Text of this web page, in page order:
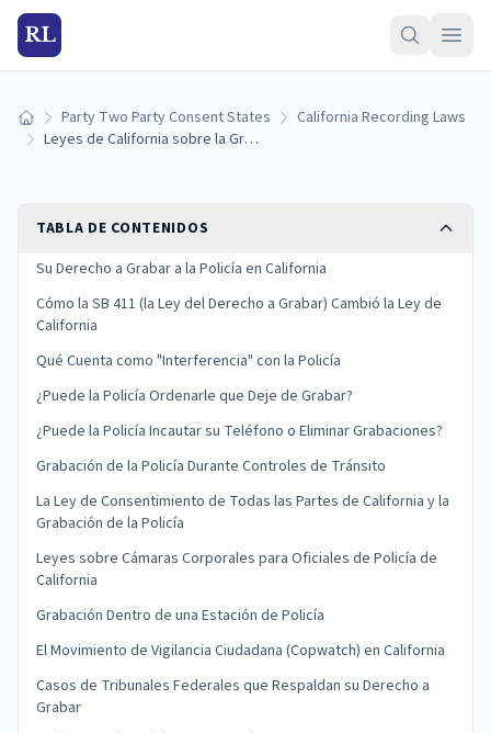
RL
Inicio Party Two Party Consent States
California Recording Laws
Leyes de California sobre la Grabación de la Policía: Sus Derechos y Límites (2026)
TABLA DE CONTENIDOS
Su Derecho a Grabar a la Policía en California
Cómo la SB 411 (la Ley del Derecho a Grabar) Cambió la Ley de
California
Qué Cuenta como "Interferencia" con la Policía
¿Puede la Policía Ordenarle que Deje de Grabar?
¿Puede la Policía Incautar su Teléfono o Eliminar Grabaciones?
Grabación de la Policía Durante Controles de Tránsito
La Ley de Consentimiento de Todas las Partes de California y la
Grabación de la Policía
Leyes sobre Cámaras Corporales para Oficiales de Policía de
California
Grabación Dentro de una Estación de Policía
El Movimiento de Vigilancia Ciudadana (Copwatch) en California
Casos de Tribunales Federales que Respaldan su Derecho a
Grabar